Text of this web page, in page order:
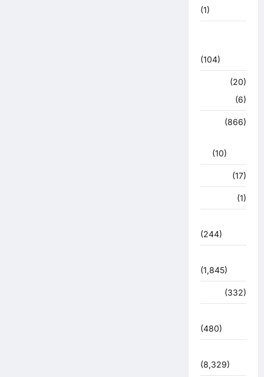
(1)
(104)
(20)
(6)
(866)
(10)
(17)
(1)
(244)
(1,845)
(332)
(480)
(8,329)